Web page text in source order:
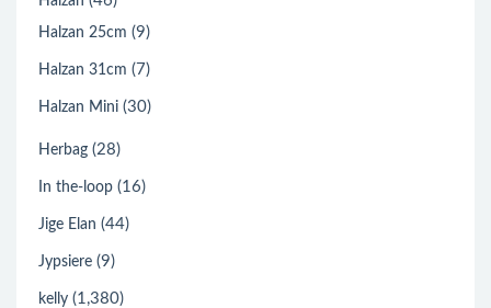
Halzan 25cm (9)
Halzan 31cm (7)
Halzan Mini (30)
Herbag (28)
In the-loop (16)
Jige Elan (44)
Jypsiere (9)
kelly (1,380)